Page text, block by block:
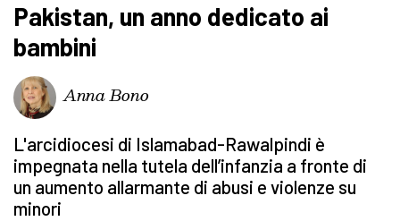
Pakistan, un anno dedicato ai
bambini
Anna Bono
L'arcidiocesi di Islamabad-Rawalpindi è
impegnata nella tutela dell’infanzia a fronte di
un aumento allarmante di abusi e violenze su
minori